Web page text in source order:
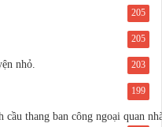
205
205
nhỏ. 203
199
thang ban công ngoại quan